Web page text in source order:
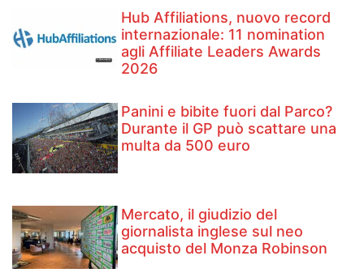
Hub Affiliations, nuovo record
internazionale: 11 nomination
agli Affiliate Leaders Awards
2026
Panini e bibite fuori dal Parco?
Durante il GP può scattare una
multa da 500 euro
Mercato, il giudizio del
giornalista inglese sul neo
acquisto del Monza Robinson